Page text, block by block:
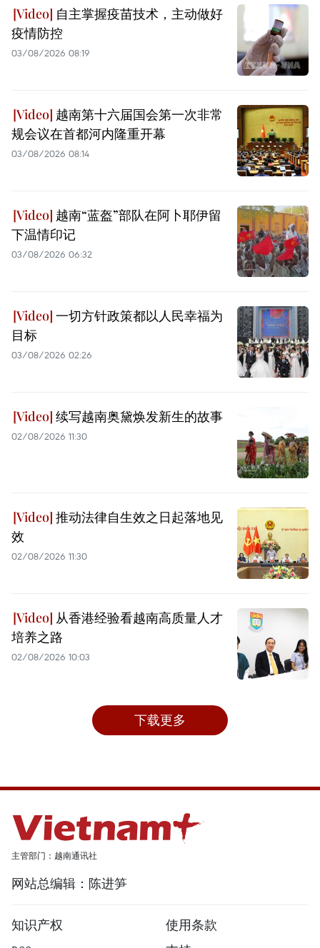
自主掌握疫苗技术，主动做好
疫情防控
03/08/2026 08:19
越南第十六届国会第一次非常
规会议在首都河内隆重开幕
03/08/2026 08:14
越南“蓝盔”部队在阿卜耶伊留
下温情印记
03/08/2026 06:32
一切方针政策都以人民幸福为
目标
03/08/2026 02:26
续写越南奥黛焕发新生的故事
02/08/2026 11:30
推动法律自生效之日起落地见
效
02/08/2026 11:30
从香港经验看越南高质量人才
培养之路
02/08/2026 10:03
下载更多
主管部门：越南通讯社
网站总编辑：陈进笋
知识产权
使用条款